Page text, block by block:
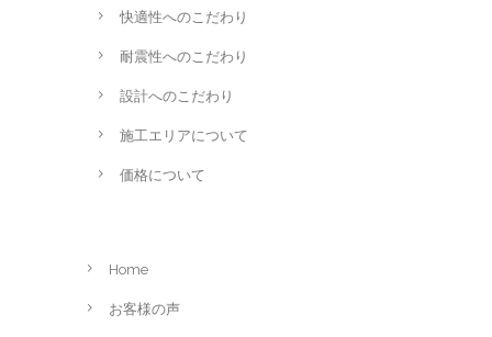
快適性へのこだわり
耐震性へのこだわり
設計へのこだわり
施工エリアについて
価格について
Home
お客様の声